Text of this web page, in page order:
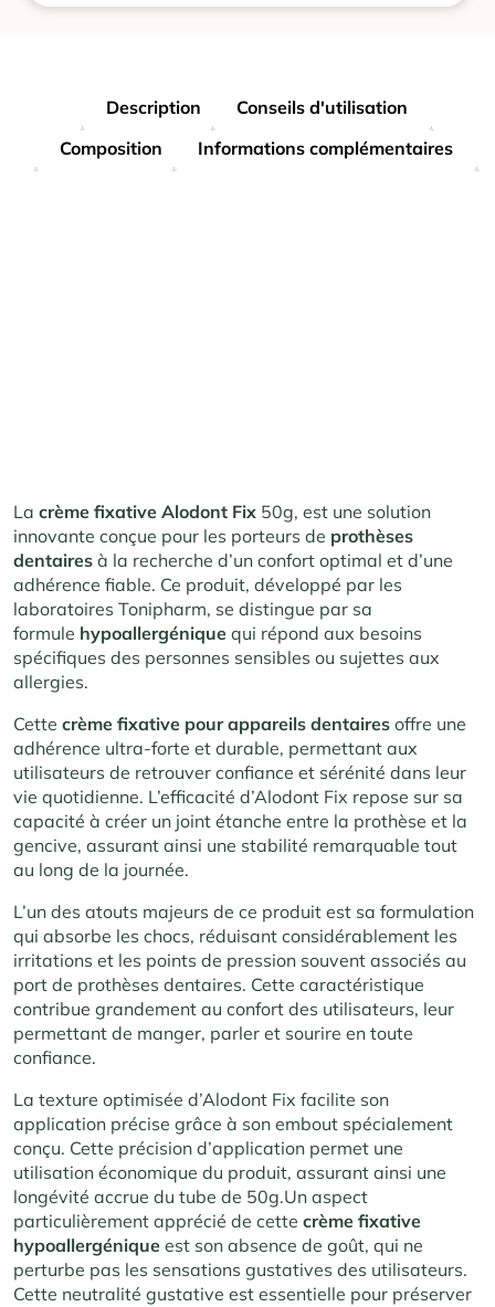
Description
Conseils d'utilisation
Composition
Informations complémentaires
La crème fixative Alodont Fix 50g, est une solution
innovante conçue pour les porteurs de prothèses
dentaires à la recherche d’un confort optimal et d’une
adhérence fiable. Ce produit, développé par les
laboratoires Tonipharm, se distingue par sa
formule hypoallergénique qui répond aux besoins
spécifiques des personnes sensibles ou sujettes aux
allergies.
Cette crème fixative pour appareils dentaires offre une
adhérence ultra-forte et durable, permettant aux
utilisateurs de retrouver confiance et sérénité dans leur
vie quotidienne. L’efficacité d’Alodont Fix repose sur sa
capacité à créer un joint étanche entre la prothèse et la
gencive, assurant ainsi une stabilité remarquable tout
au long de la journée.
L’un des atouts majeurs de ce produit est sa formulation
qui absorbe les chocs, réduisant considérablement les
irritations et les points de pression souvent associés au
port de prothèses dentaires. Cette caractéristique
contribue grandement au confort des utilisateurs, leur
permettant de manger, parler et sourire en toute
confiance.
La texture optimisée d’Alodont Fix facilite son
application précise grâce à son embout spécialement
conçu. Cette précision d’application permet une
utilisation économique du produit, assurant ainsi une
longévité accrue du tube de 50g.Un aspect
particulièrement apprécié de cette crème fixative
hypoallergénique est son absence de goût, qui ne
perturbe pas les sensations gustatives des utilisateurs.
Cette neutralité gustative est essentielle pour préserver